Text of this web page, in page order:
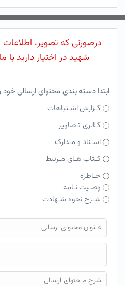
درصورتی که تصویر،
شهید در اختیار دارید با
ابتدا دسته بندی محتوای ارسالی
گـزارش اشـتباهات
گـالری تـصاویر
اسـناد و مـدارک
کـتاب هـای مـرتبط
خـاطره
وصـیت نـامه
شـرح نحوه شـهادت
فایل محتوای ارسالی